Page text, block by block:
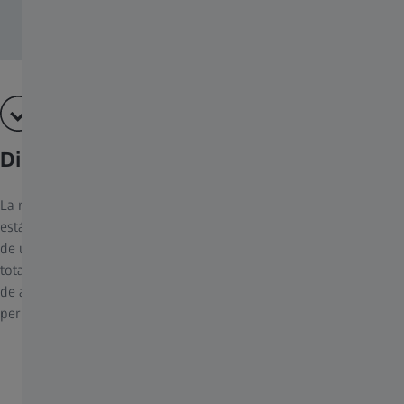
Diseño robusto
La montura y los elementos de control de todos los objetivos ZM
están fabricados en metal y se han diseñado para durar décadas
de uso intensivo. La alta calidad de fabricación de las monturas
totalmente metálicas, el enfoque metálico de fácil agarre, el anillo
de apertura, la robusta bayoneta delantera y las roscas del filtro
permiten disfrutar de la fotografía de manera extraordinaria.